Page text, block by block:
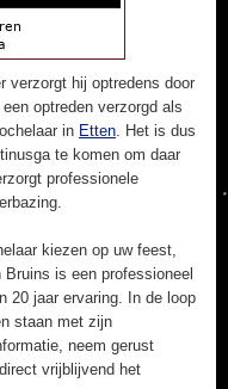
verzorgt hij optredens door
optreden verzorgd als
in Etten. Het is dus
te komen om daar
professionele
kiezen op uw feest,
is een professioneel
20 jaar ervaring. In de loop
staan met zijn
neem gerust
vrijblijvend het